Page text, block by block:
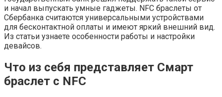
и начал выпускать умные гаджеты. NFC браслеты от
Сбербанка считаются универсальными устройствами
для бесконтактной оплаты и имеют яркий внешний вид.
Из статьи узнаете особенности работы и настройки
девайсов.
Что из себя представляет Смарт
браслет с NFC